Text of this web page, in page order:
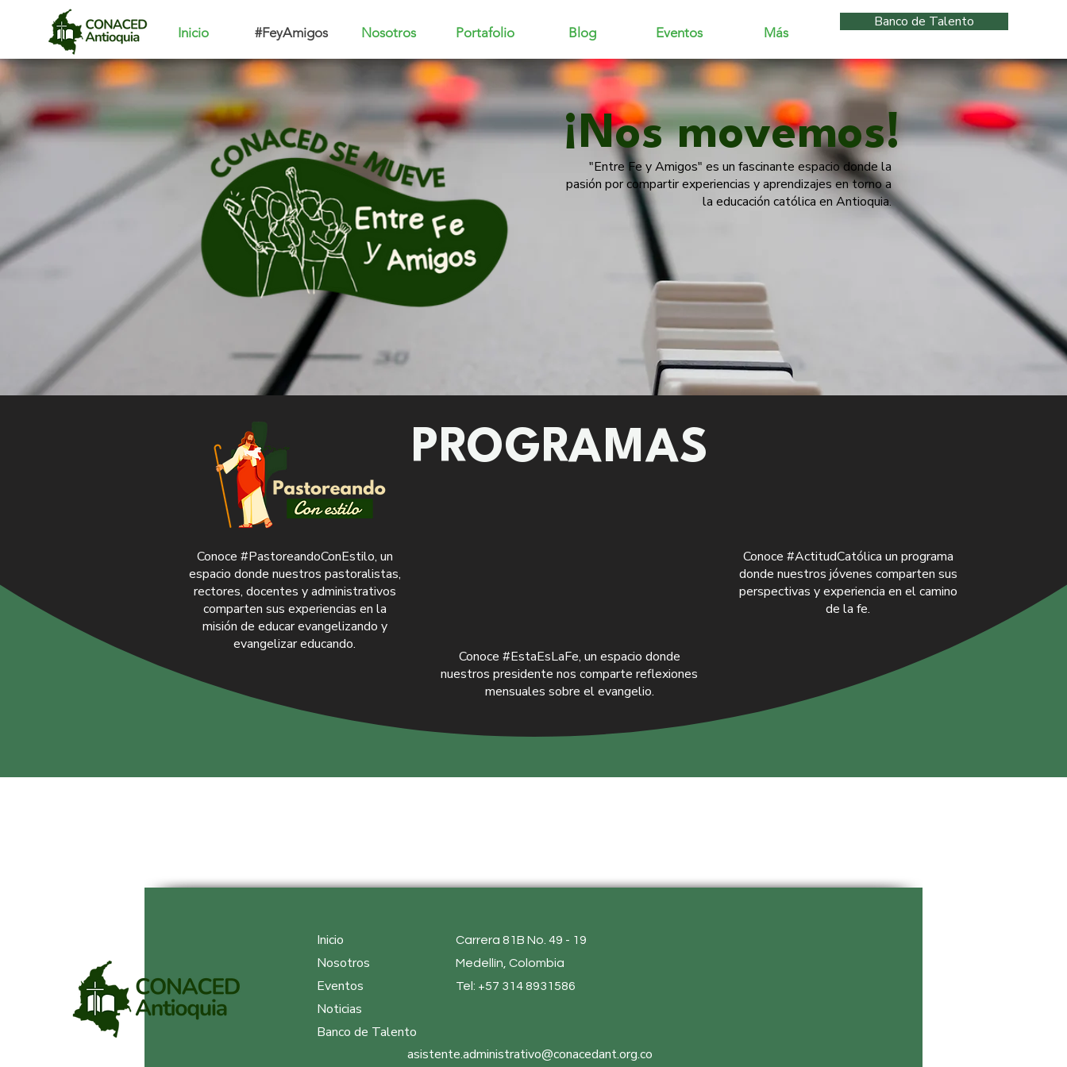
Inicio #FeyAmigos Nosotros Portafolio Blog Eventos Más
Banco de Talento
¡Nos Movemos!
¡Nos movemos!
"Entre Fe y Amigos" es un fascinante espacio donde la
pasión por compartir experiencias y aprendizajes en torno a
la educación católica en Antioquia.
PROGRAMAS
Conoce #PastoreandoConEstilo, un
espacio donde nuestros pastoralistas,
rectores, docentes y administrativos
comparten sus experiencias en la
misión de educar evangelizando y
evangelizar educando.
Conoce #EstaEsLaFe, un espacio donde
nuestros presidente nos comparte reflexiones
mensuales sobre el evangelio.
Conoce #ActitudCatólica un programa
donde nuestros jóvenes comparten sus
perspectivas y experiencia en el camino
de la fe.
Inicio
Nosotros
Eventos
Noticias
Banco de Talento
Carrera 81B No. 49 - 19
Medellín, Colombia
Tel: +57 314 8931586
asistente.administrativo@conacedant.org.co